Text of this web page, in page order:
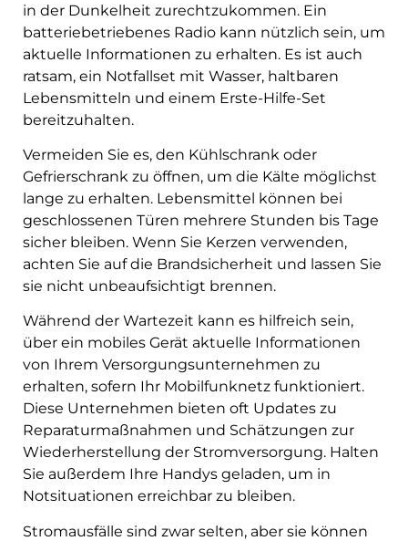
in der Dunkelheit zurechtzukommen. Ein
batteriebetriebenes Radio kann nützlich sein, um
aktuelle Informationen zu erhalten. Es ist auch
ratsam, ein Notfallset mit Wasser, haltbaren
Lebensmitteln und einem Erste-Hilfe-Set
bereitzuhalten.
Vermeiden Sie es, den Kühlschrank oder
Gefrierschrank zu öffnen, um die Kälte möglichst
lange zu erhalten. Lebensmittel können bei
geschlossenen Türen mehrere Stunden bis Tage
sicher bleiben. Wenn Sie Kerzen verwenden,
achten Sie auf die Brandsicherheit und lassen Sie
sie nicht unbeaufsichtigt brennen.
Während der Wartezeit kann es hilfreich sein,
über ein mobiles Gerät aktuelle Informationen
von Ihrem Versorgungsunternehmen zu
erhalten, sofern Ihr Mobilfunknetz funktioniert.
Diese Unternehmen bieten oft Updates zu
Reparaturmaßnahmen und Schätzungen zur
Wiederherstellung der Stromversorgung. Halten
Sie außerdem Ihre Handys geladen, um in
Notsituationen erreichbar zu bleiben.
Stromausfälle sind zwar selten, aber sie können